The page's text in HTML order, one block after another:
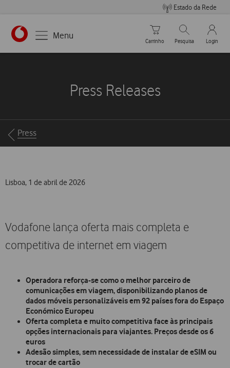
Estado da Rede
https://www.vodafone.pt
Menu
Carrinho de compras
Carrinho
Pesquisar
Pesquisa
My
Login
Press Releases
Breadcrumbs
Press
Lisboa, 1 de abril de 2026
Vodafone lança oferta mais completa e
competitiva de internet em viagem
Operadora reforça-se como o melhor parceiro de
comunicações em viagem, disponibilizando planos de
dados móveis personalizáveis em 92 países fora do Espaço
Económico Europeu
Oferta completa e muito competitiva face às principais
opções internacionais para viajantes. Preços desde os 6
euros
Adesão simples, sem necessidade de instalar de eSIM ou
trocar de cartão